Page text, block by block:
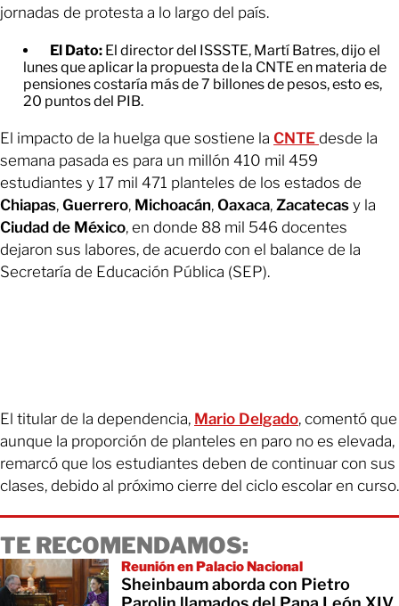
jornadas de protesta a lo largo del país.
El Dato: El director del ISSSTE, Martí Batres, dijo el
lunes que aplicar la propuesta de la CNTE en materia de
pensiones costaría más de 7 billones de pesos, esto es,
20 puntos del PIB.
El impacto de la huelga que sostiene la CNTE desde la
semana pasada es para un millón 410 mil 459
estudiantes y 17 mil 471 planteles de los estados de
Chiapas, Guerrero, Michoacán, Oaxaca, Zacatecas y la
Ciudad de México, en donde 88 mil 546 docentes
dejaron sus labores, de acuerdo con el balance de la
Secretaría de Educación Pública (SEP).
El titular de la dependencia, Mario Delgado, comentó que
aunque la proporción de planteles en paro no es elevada,
remarcó que los estudiantes deben de continuar con sus
clases, debido al próximo cierre del ciclo escolar en curso.
TE RECOMENDAMOS:
Reunión en Palacio Nacional
Sheinbaum aborda con Pietro